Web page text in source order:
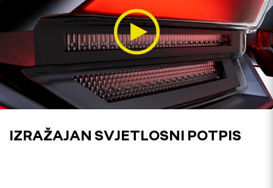
IZRAŽAJAN SVJETLOSNI POTPIS